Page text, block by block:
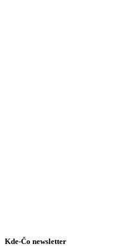
Kde-Čo newsletter